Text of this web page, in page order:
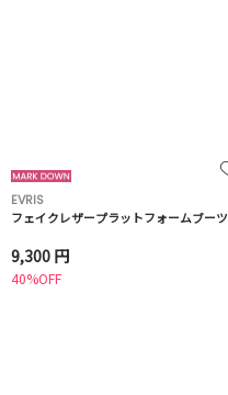
EVRIS
フェイクレザープラットフォームブーツ
9,300 円
40%OFF